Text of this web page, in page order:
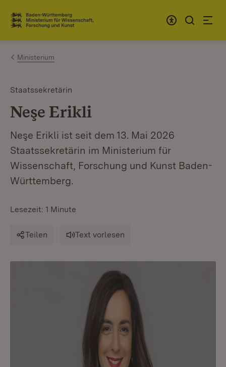
Zum Inhalt springen
Link zur Startseite
Ministerium
Staatssekretärin
Neşe Erikli
Neşe Erikli ist seit dem 13. Mai 2026
Staatssekretärin im Ministerium für
Wissenschaft, Forschung und Kunst Baden-
Württemberg.
Lesezeit: 1 Minute
Teilen Text vorlesen